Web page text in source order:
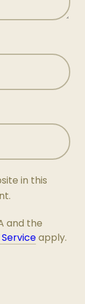
in this
and the
apply.